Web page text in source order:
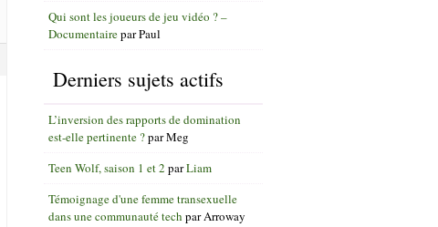
Qui sont les joueurs de jeu vidéo ? –
DocumentaireparPaul
Derniers sujets actifs
L’inversion des rapports de domination
est-elle pertinente ?parMeg
Teen Wolf, saison 1 et 2 parLiam
Témoignage d'une femme transexuelle
dans une communauté tech parArroway